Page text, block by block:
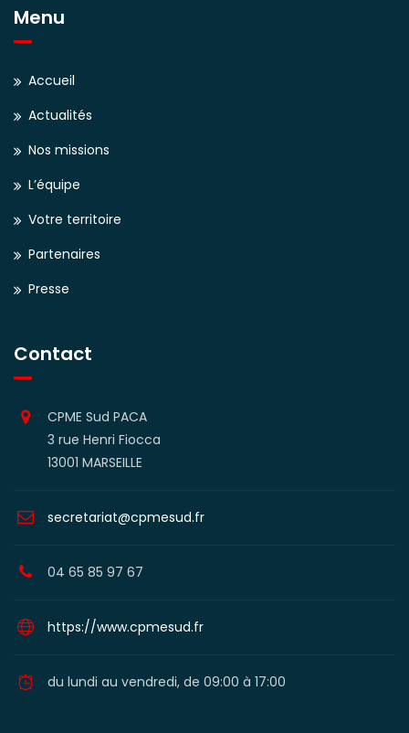
Menu
Accueil
Actualités
Nos missions
L’équipe
Votre territoire
Partenaires
Presse
Contact
CPME Sud PACA
3 rue Henri Fiocca
13001 MARSEILLE
secretariat@cpmesud.fr
04 65 85 97 67
https://www.cpmesud.fr
du lundi au vendredi, de 09:00 à 17:00